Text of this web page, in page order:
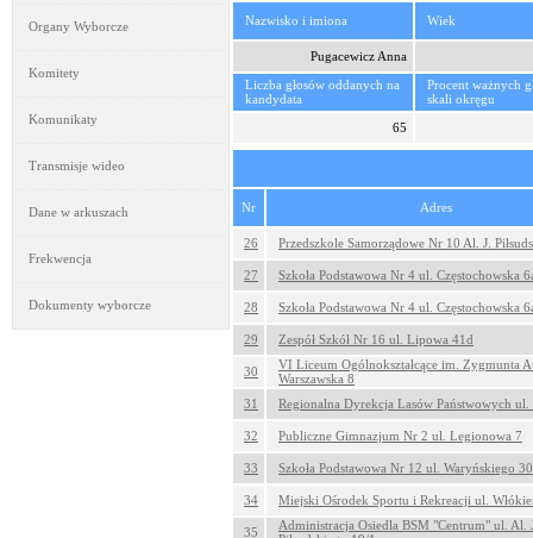
Organy Wyborcze
Komitety
Komunikaty
Transmisje wideo
Dane w arkuszach
Frekwencja
Dokumenty wyborcze
Nazwisko i imiona Wiek
Pugacewicz Anna
Liczba głosów oddanych na
kandydata
Procent ważnych
skali okręgu
65
Nr Adres
26 Przedszkole Samorządowe Nr 10 Al. J.
27 Szkoła Podstawowa Nr 4 ul. Częstochowska
28 Szkoła Podstawowa Nr 4 ul. Częstochowska
29 Zespół Szkół Nr 16 ul. Lipowa 41d
30
VI Liceum Ogólnokształcące im. Zygmunta
Warszawska 8
31
Regionalna Dyrekcja Lasów Państwowych
32 Publiczne Gimnazjum Nr 2 ul. Legionowa 7
33 Szkoła Podstawowa Nr 12 ul. Waryńskiego 30
34 Miejski Ośrodek Sportu i Rekreacji ul.
35
Administracja Osiedla BSM "Centrum" ul. Al.